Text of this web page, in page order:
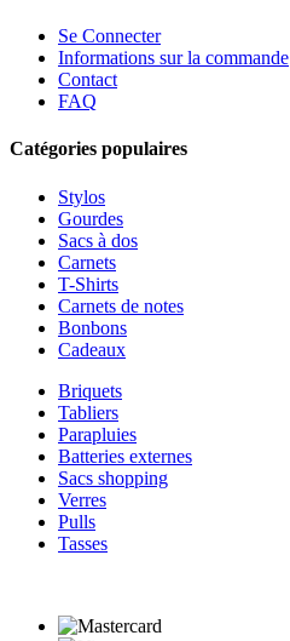
Se Connecter
Informations sur la commande
Contact
FAQ
Catégories populaires
Stylos
Gourdes
Sacs à dos
Carnets
T-Shirts
Carnets de notes
Bonbons
Cadeaux
Briquets
Tabliers
Parapluies
Batteries externes
Sacs shopping
Verres
Pulls
Tasses